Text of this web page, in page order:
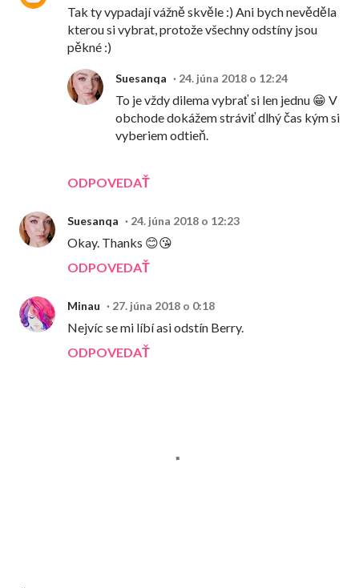
Tak ty vypadají vážně skvěle :) Ani bych nevěděla
kterou si vybrat, protože všechny odstíny jsou
pěkné :)
ODPOVEDAŤ
Suesanqa 24. júna 2018 o 12:24
To je vždy dilema vybrať si len jednu 😁 V
obchode dokážem stráviť dlhý čas kým si
vyberiem odtieň.
Suesanqa 24. júna 2018 o 12:23
Okay. Thanks 😊😘
ODPOVEDAŤ
Minau 27. júna 2018 o 0:18
Nejvíc se mi líbí asi odstín Berry.
ODPOVEDAŤ